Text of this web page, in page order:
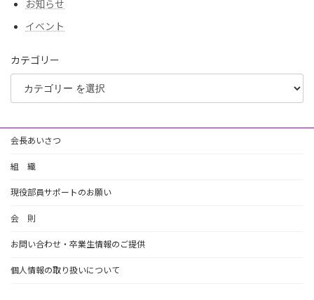
お知らせ
イベント
カテゴリー
会長あいさつ
組 織
現役部員サポートのお願い
会 則
お問い合わせ・卒業生情報のご提供
個人情報の取り扱いについて